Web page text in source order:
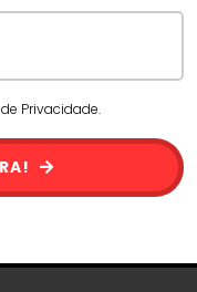
Privacidade.